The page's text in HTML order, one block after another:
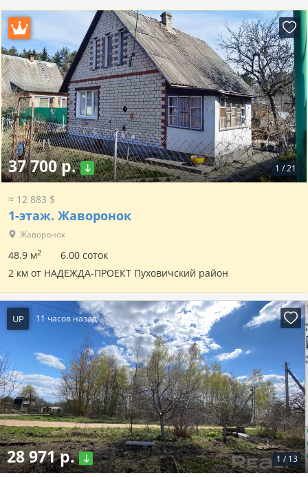
1 /21
37 700 р.
≈ 12 883 $
1-этаж. Жаворонок
Жаворонок
48.9 м2
6.00 соток
2 км от НАДЕЖДА-ПРОЕКТ Пуховичский район
UP 11 часов назад
1 / 13
28 971 р.